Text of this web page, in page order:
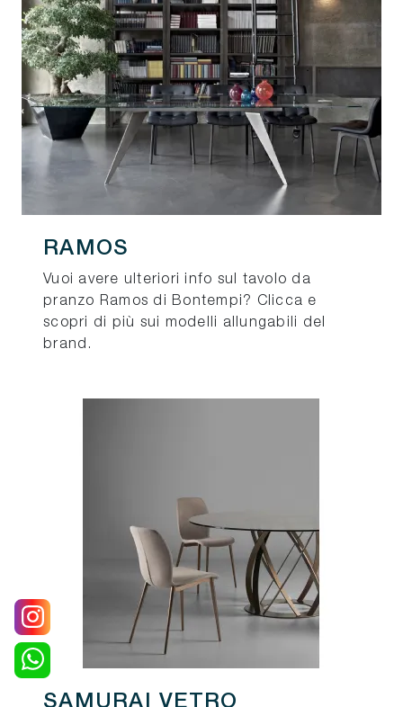
RAMOS
Vuoi avere ulteriori info sul tavolo da
pranzo Ramos di Bontempi? Clicca e
scopri di più sui modelli allungabili del
brand.
SAMURAI VETRO